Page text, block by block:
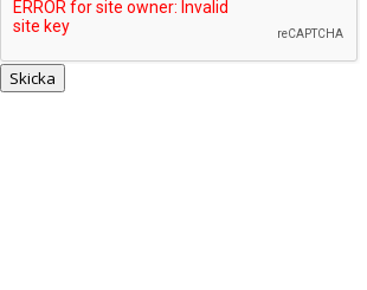
t
I Skicka